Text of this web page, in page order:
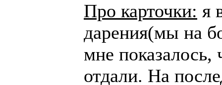
Про карточки: я
дарения(мы на
мне показалось,
отдали. На